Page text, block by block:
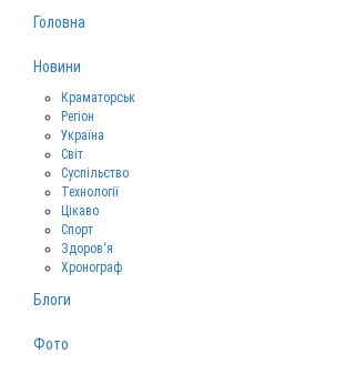
Головна
Новини
Краматорськ
Регіон
Україна
Світ
Суспільство
Технології
Цікаво
Спорт
Здоров‘я
Хронограф
Блоги
Фото